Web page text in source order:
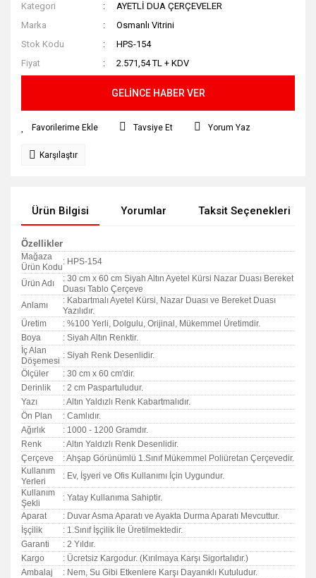
Kategori
AYETLİ DUA ÇERÇEVELER
Marka
Osmanlı Vitrini
Stok Kodu
HPS-154
Fiyat
2.571,54 TL + KDV
GELİNCE HABER VER
Tavsiye Et Yorum Yaz
Karşılaştır
Ürün Bilgisi Yorumlar Taksit Seçenekleri
Özellikler
Mağaza
Ürün Kodu
: HPS-154
Ürün Adı
: 30 cm x 60 cm Siyah Altın Ayetel Kürsi Nazar Duası Bereket
Duası Tablo Çerçeve
Anlamı
: Kabartmalı Ayetel Kürsi, Nazar Duası ve Bereket Duası
Yazılıdır.
Üretim
: %100 Yerli, Dolgulu, Orijinal, Mükemmel Üretimdir.
Boya
: Siyah Altın Renktir.
İç Alan
Döşemesi
: Siyah Renk Desenlidir.
Ölçüler
: 30 cm x 60 cm'dir.
Derinlik
: 2 cm Paspartuludur.
Yazı
: Altın Yaldızlı Renk Kabartmalıdır.
Ön Plan
: Camlıdır.
Ağırlık
: 1000 - 1200 Gramdır.
Renk
: Altın Yaldızlı Renk Desenlidir.
Çerçeve
: Ahşap Görünümlü 1.Sınıf Mükemmel Poliüretan Çerçevedir.
Kullanım
Yerleri
: Ev, İşyeri ve Ofis Kullanımı İçin Uygundur.
Kullanım
Şekli
: Yatay Kullanıma Sahiptir.
Aparat
: Duvar Asma Aparatı ve Ayakta Durma Aparatı Mevcuttur.
İşçilik
: 1.Sınıf İşçilik İle Üretilmektedir.
Garanti
: 2 Yıldır.
Kargo
: Ücretsiz Kargodur. (Kırılmaya Karşı Sigortalıdır.)
Ambalaj
: Nem, Su Gibi Etkenlere Karşı Dayanıklı Kutuludur.